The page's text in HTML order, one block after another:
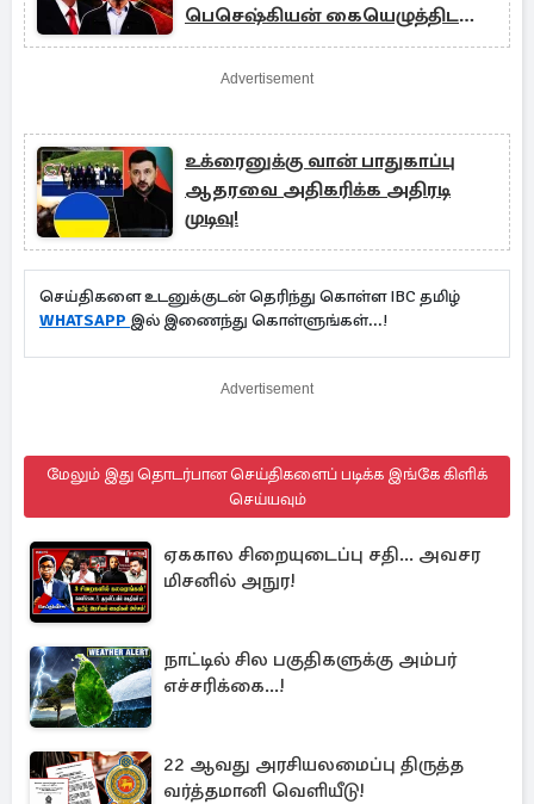
பெசெஷ்கியன் கையெழுத்திட
வாய்ப்பு
Advertisement
உக்ரைனுக்கு வான் பாதுகாப்பு
ஆதரவை அதிகரிக்க அதிரடி
முடிவு!
செய்திகளை உடனுக்குடன் தெரிந்து கொள்ள IBC தமிழ்
WHATSAPP இல் இணைந்து கொள்ளுங்கள்...!
Advertisement
மேலும் இது தொடர்பான செய்திகளைப் படிக்க இங்கே கிளிக்
செய்யவும்
ஏககால சிறையுடைப்பு சதி... அவசர
மிசனில் அநுர!
நாட்டில் சில பகுதிகளுக்கு அம்பர்
எச்சரிக்கை...!
22 ஆவது அரசியலமைப்பு திருத்த
வர்த்தமானி வெளியீடு!